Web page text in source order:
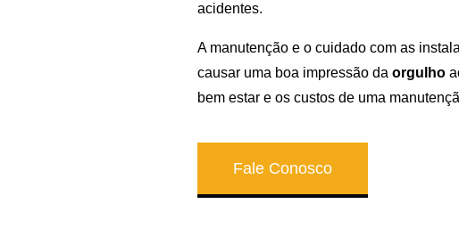
acidentes.
A manutenção e o cuidado com as
causar uma boa impressão da orgulho
bem estar e os custos de uma
Fale Conosco